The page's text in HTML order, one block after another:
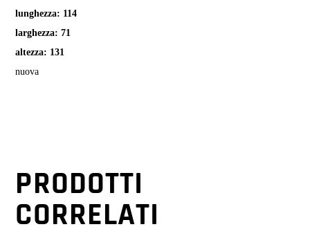
lunghezza: 114
larghezza: 71
altezza: 131
nuova
PRODOTTI
CORRELATI